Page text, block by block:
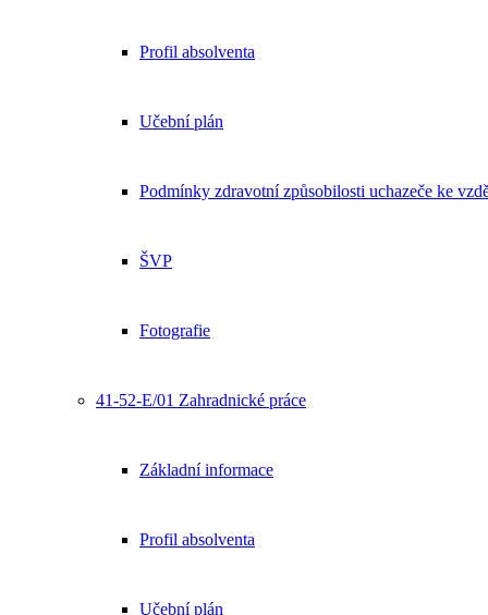
Profil absolventa
Učební plán
Podmínky zdravotní způsobilosti uchazeče ke
ŠVP
Fotografie
41-52-E/01 Zahradnické práce
Základní informace
Profil absolventa
Učební plán